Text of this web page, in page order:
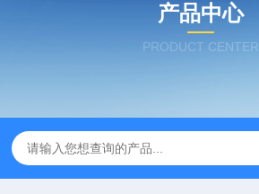
产品中心
PRODUCT CENTER